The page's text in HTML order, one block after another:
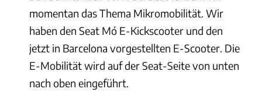
momentan das Thema Mikromobilität. Wir
haben den Seat Mó E-Kickscooter und den
jetzt in Barcelona vorgestellten E-Scooter. Die
E-Mobilität wird auf der Seat-Seite von unten
nach oben eingeführt.